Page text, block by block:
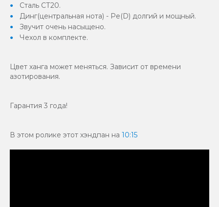
Сталь СТ20.
Динг(центральная нота) - Ре(D) долгий и мощный.
Звучит очень насыщено.
Чехол в комплекте.
Цвет ханга может меняться. Зависит от времени
азотирования.
Гарантия 3 года!
В этом ролике этот хэндпан на 10:15